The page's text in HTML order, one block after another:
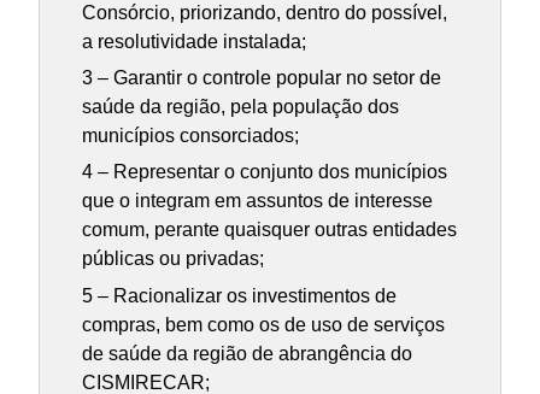
Consórcio, priorizando, dentro do possível,
a resolutividade instalada;
3 – Garantir o controle popular no setor de
saúde da região, pela população dos
municípios consorciados;
4 – Representar o conjunto dos municípios
que o integram em assuntos de interesse
comum, perante quaisquer outras entidades
públicas ou privadas;
5 – Racionalizar os investimentos de
compras, bem como os de uso de serviços
de saúde da região de abrangência do
CISMIRECAR;